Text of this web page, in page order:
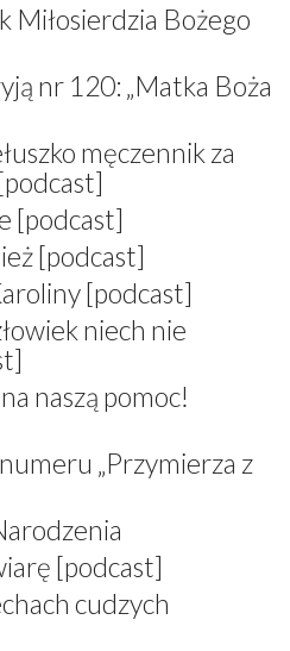
Miłosierdzia Bożego
nr 120: „Matka Boża
męczennik za
[podcast]
[podcast]
[podcast]
niech nie
naszą pomoc!
„Przymierza z
[podcast]
cudzych